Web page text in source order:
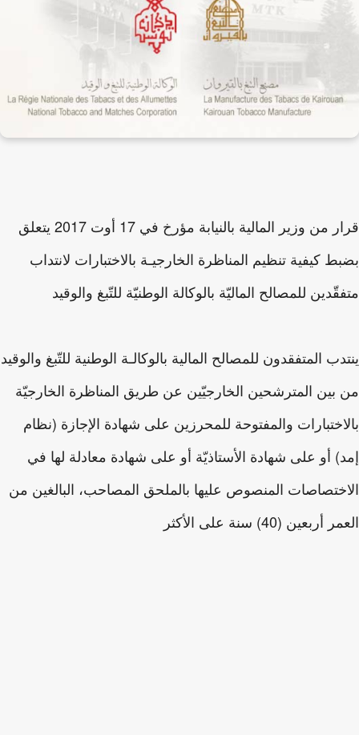
قرار من وزير المالية بالنيابة مؤرخ في 17 أوت 2017 يتعلق
كيفية تنظيم المناظرة الخارجيـة بالاختبارات لانتداب
للمصالح الماليّة بالوكالة الوطنيّة للتّبغ والوقيد
المتفقدون للمصالح المالية بالوكالـة الوطنية للتّبغ والوقيد
المترشحين الخارجيّين عن طريق المناظرة الخارجيّة
والمفتوحة للمحرزين على شهادة الإجازة (نظام
أو على شهادة الأستاذيّة أو على شهادة معادلة لها في
المنصوص عليها بالملحق المصاحب، البالغين من
(40) سنة على الأكثر